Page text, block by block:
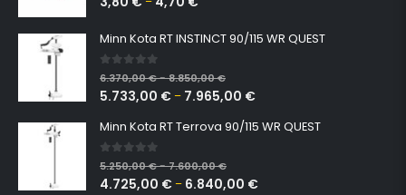
Minn Kota RT INSTINCT 90/115 WR QUEST
0 out of 5
6.370,00€–8.850,00€
5.733,00 € – 7.965,00 €
Minn Kota RT Terrova 90/115 WR QUEST
0 out of 5
5.250,00€–7.600,00€
4.725,00 € – 6.840,00 €